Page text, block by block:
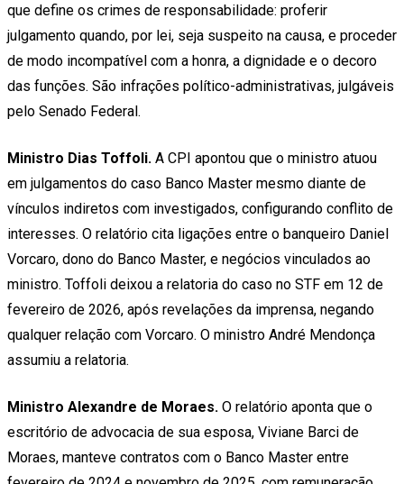
que define os crimes de responsabilidade: proferir
julgamento quando, por lei, seja suspeito na causa, e proceder
de modo incompatível com a honra, a dignidade e o decoro
das funções. São infrações político-administrativas, julgáveis
pelo Senado Federal.
Ministro Dias Toffoli. A CPI apontou que o ministro atuou
em julgamentos do caso Banco Master mesmo diante de
vínculos indiretos com investigados, configurando conflito de
interesses. O relatório cita ligações entre o banqueiro Daniel
Vorcaro, dono do Banco Master, e negócios vinculados ao
ministro. Toffoli deixou a relatoria do caso no STF em 12 de
fevereiro de 2026, após revelações da imprensa, negando
qualquer relação com Vorcaro. O ministro André Mendonça
assumiu a relatoria.
Ministro Alexandre de Moraes. O relatório aponta que o
escritório de advocacia de sua esposa, Viviane Barci de
Moraes, manteve contratos com o Banco Master entre